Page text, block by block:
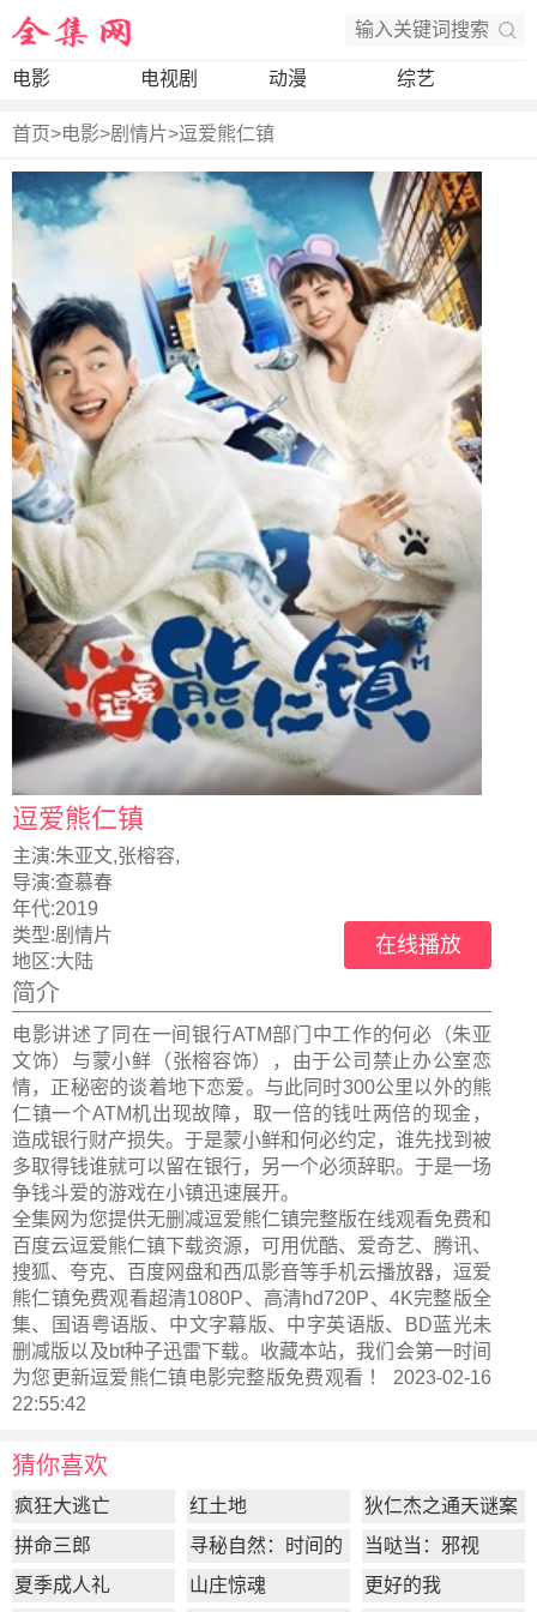
电影 电视剧 动漫 综艺
首页>电影>剧情片>逗爱熊仁镇
逗爱熊仁镇
主演:朱亚文,张榕容,
导演:查慕春
年代:2019
类型:剧情片
地区:大陆
在线播放
简介
电影讲述了同在一间银行ATM部门中工作的何必（朱亚
文饰）与蒙小鲜（张榕容饰），由于公司禁止办公室恋
情，正秘密的谈着地下恋爱。与此同时300公里以外的熊
仁镇一个ATM机出现故障，取一倍的钱吐两倍的现金，
造成银行财产损失。于是蒙小鲜和何必约定，谁先找到被
多取得钱谁就可以留在银行，另一个必须辞职。于是一场
争钱斗爱的游戏在小镇迅速展开。
全集网为您提供无删减逗爱熊仁镇完整版在线观看免费和
百度云逗爱熊仁镇下载资源，可用优酷、爱奇艺、腾讯、
搜狐、夸克、百度网盘和西瓜影音等手机云播放器，逗爱
熊仁镇免费观看超清1080P、高清hd720P、4K完整版全
集、国语粤语版、中文字幕版、中字英语版、BD蓝光未
删减版以及bt种子迅雷下载。收藏本站，我们会第一时间
为您更新逗爱熊仁镇电影完整版免费观看 ！ 2023-02-16
22:55:42
猜你喜欢
疯狂大逃亡 红土地
狄仁杰之通天谜案
拼命三郎
寻秘自然：时间的
形状
当哒当：邪视
夏季成人礼
山庄惊魂 更好的我